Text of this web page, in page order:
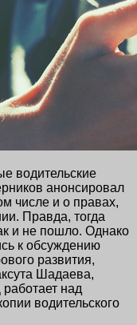
водительские
анонсировал
числе и о правах,
Правда, тогда
и не пошло. Однако
к обсуждению
развития,
Шадаева,
над
водительского